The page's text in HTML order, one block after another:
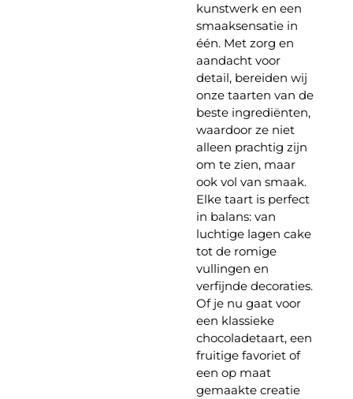
kunstwerk en een
smaaksensatie in
één. Met zorg en
aandacht voor
detail, bereiden wij
onze taarten van de
beste ingrediënten,
waardoor ze niet
alleen prachtig zijn
om te zien, maar
ook vol van smaak.
Elke taart is perfect
in balans: van
luchtige lagen cake
tot de romige
vullingen en
verfijnde decoraties.
Of je nu gaat voor
een klassieke
chocoladetaart, een
fruitige favoriet of
een op maat
gemaakte creatie